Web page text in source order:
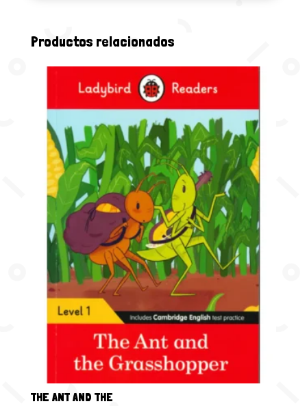
Productos relacionados
THE ANT AND THE